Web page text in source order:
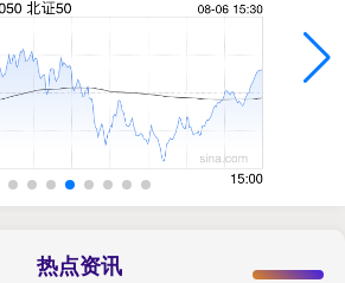
热点资讯